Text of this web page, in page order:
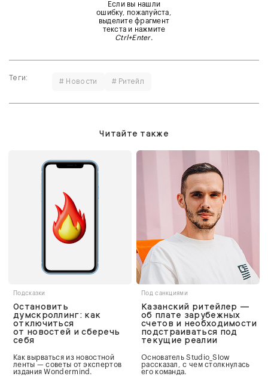
Если вы нашли
ошибку, пожалуйста,
выделите фрагмент
текста и нажмите
Ctrl+Enter.
Теги: # Новости # Ритейл
Читайте также
Подсказки
Остановить
думскроллинг: как
отключиться
от новостей и сберечь
себя
Как вырваться из новостной
ленты — советы от экспертов
издания Wondermind.
Под санкциями
Казанский ритейлер —
об плате зарубежных
счетов и необходимости
подстраиваться под
текущие реалии
Основатель Studio_Slow
рассказал, с чем столкнулась
его команда.